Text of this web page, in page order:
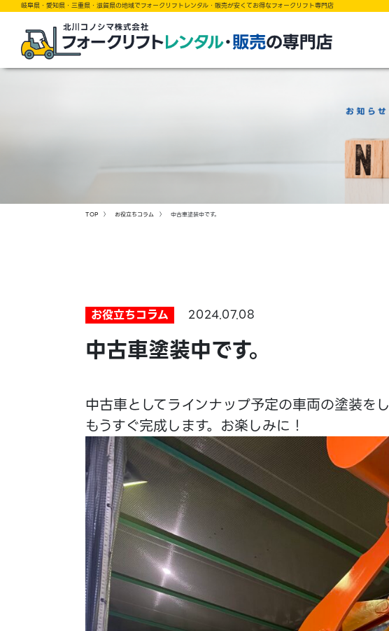
岐阜県・愛知県・三重県・滋賀県の地域でフォークリフトレンタル・販売が安くてお得なフォークリフト専門店
TOP 〉 お役立ちコラム 〉 中古車塗装中です。
お役立ちコラム 2024.07.08
中古車塗装中です。
中古車としてラインナップ予定の車両の塗装をし
もうすぐ完成します。お楽しみに！